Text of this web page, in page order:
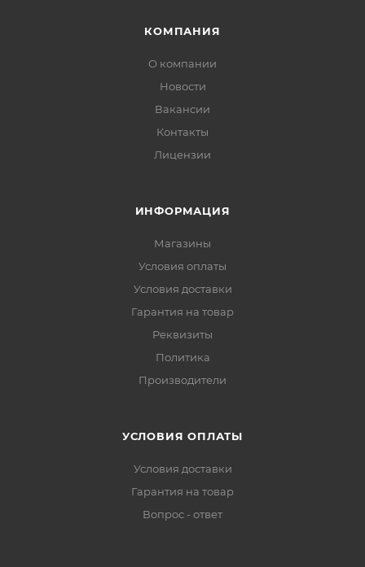
КОМПАНИЯ
О компании
Новости
Вакансии
Контакты
Лицензии
ИНФОРМАЦИЯ
Магазины
Условия оплаты
Условия доставки
Гарантия на товар
Реквизиты
Политика
Производители
УСЛОВИЯ ОПЛАТЫ
Условия доставки
Гарантия на товар
Вопрос - ответ